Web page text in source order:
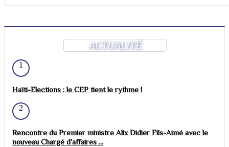
ACTUALITÉ
1
Haïti-Elections : le CEP tient le rythme !
2
Rencontre du Premier ministre Alix Didier Fils-Aimé avec le
nouveau Chargé d’affaires ...